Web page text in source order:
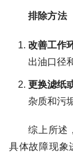
排除方法
改善工作
出油口径
更换滤纸
杂质和污
综上所述
具体故障现象